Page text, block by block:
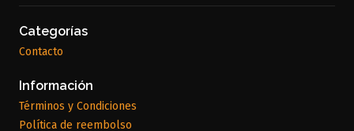
Categorías
Contacto
Información
Términos y Condiciones
Política de reembolso